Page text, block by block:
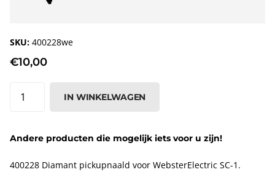
SKU: 400228we
€10,00
IN WINKELWAGEN
Andere producten die mogelijk iets voor u zijn!
400228 Diamant pickupnaald voor WebsterElectric SC-1.